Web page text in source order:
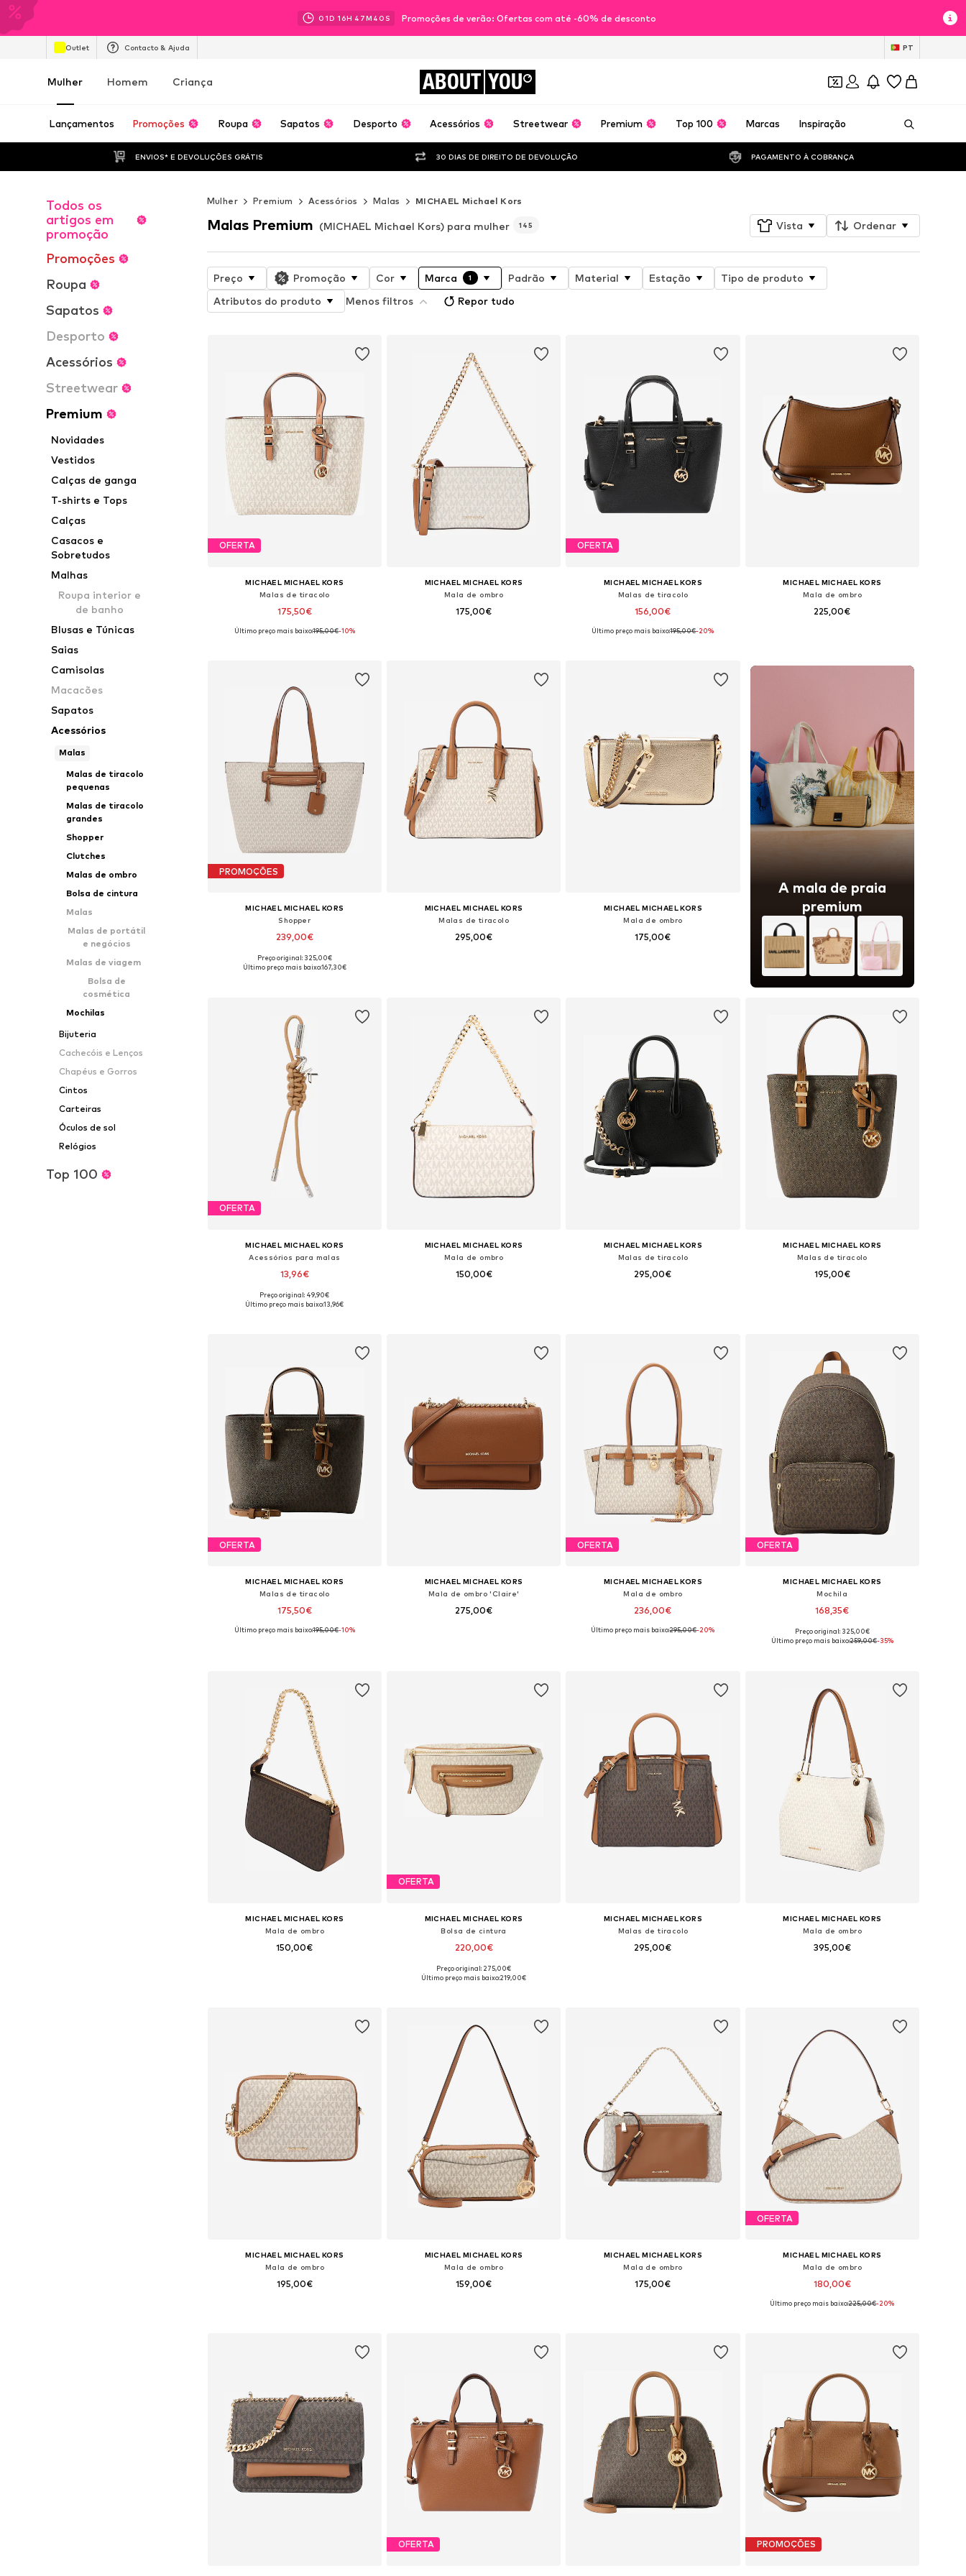
01D 16H 47M 39 S Promoções de verão: Ofertas com até -60% de desconto
Outlet Contacto & Ajuda PT
Mulher Homem Criança ABOUT YOU
Lançamentos Promoções Roupa Sapatos Desporto Acessórios Streetwear Premium Top 100 Marcas Inspiração
ENVIOS* E DEVOLUÇÕES GRÁTIS 30 DIAS DE DIREITO DE DEVOLUÇÃO PAGAMENTO À COBRANÇA
Todos os
artigos em
promoção
Promoções
Roupa
Sapatos
Desporto
Acessórios
Streetwear
Premium
Novidades
Vestidos
Calças de ganga
T-shirts e Tops
Calças
Casacos e
Sobretudos
Malhas
Roupa interior e
de banho
Blusas e Túnicas
Saias
Camisolas
Macacões
Sapatos
Acessórios
Malas
Malas de tiracolo
pequenas
Malas de tiracolo
grandes
Shopper
Clutches
Malas de ombro
Bolsa de cintura
Malas
Malas de portátil
e negócios
Malas de viagem
Bolsa de
cosmética
Mochilas
Bijuteria
Cachecóis e Lenços
Chapéus e Gorros
Cintos
Carteiras
Óculos de sol
Relógios
Top 100
Mulher Premium Acessórios Malas MICHAEL Michael Kors
Malas Premium (MICHAEL Michael Kors) para mulher 145 Vista Ordenar
Preço Promoção Cor Marca 1 Padrão Material Estação
Tipo de produto
Atributos do produto
Menos filtros Repor tudo
OFERTA
MICHAEL MICHAEL KORS
Malas de tiracolo
175,50€
Tamanhos disponíveis: One Size
Último preço mais baixo:195,00€-10%
MICHAEL MICHAEL KORS
Mala de ombro
175,00€
OFERTA
MICHAEL MICHAEL KORS
Malas de tiracolo
156,00€
Tamanhos disponíveis: One Size
Último preço mais baixo:195,00€-20%
MICHAEL MICHAEL KORS
Mala de ombro
225,00€
PROMOÇÕES
MICHAEL MICHAEL KORS
Shopper
239,00€
Tamanhos disponíveis: One Size
Preço original: 325,00€
Último preço mais baixo:167,30€
MICHAEL MICHAEL KORS
Malas de tiracolo
295,00€
MICHAEL MICHAEL KORS
Mala de ombro
175,00€
A mala de praia
premium
OFERTA
MICHAEL MICHAEL KORS
Acessórios para malas
13,96€
Tamanhos disponíveis: One Size
Preço original: 49,90€
Último preço mais baixo:13,96€
MICHAEL MICHAEL KORS
Mala de ombro
150,00€
MICHAEL MICHAEL KORS
Malas de tiracolo
295,00€
MICHAEL MICHAEL KORS
Malas de tiracolo
195,00€
OFERTA
MICHAEL MICHAEL KORS
Malas de tiracolo
175,50€
Tamanhos disponíveis: One Size
Último preço mais baixo:195,00€-10%
MICHAEL MICHAEL KORS
Mala de ombro 'Claire'
275,00€
OFERTA
MICHAEL MICHAEL KORS
Mala de ombro
236,00€
Tamanhos disponíveis: One Size
Último preço mais baixo:295,00€-20%
OFERTA
MICHAEL MICHAEL KORS
Mochila
168,35€
Tamanhos disponíveis: One Size
Preço original: 325,00€
Último preço mais baixo:259,00€-35%
MICHAEL MICHAEL KORS
Mala de ombro
150,00€
OFERTA
MICHAEL MICHAEL KORS
Bolsa de cintura
220,00€
Tamanhos disponíveis: One Size
Preço original: 275,00€
Último preço mais baixo:219,00€
MICHAEL MICHAEL KORS
Malas de tiracolo
295,00€
MICHAEL MICHAEL KORS
Mala de ombro
395,00€
MICHAEL MICHAEL KORS
Mala de ombro
195,00€
MICHAEL MICHAEL KORS
Mala de ombro
159,00€
MICHAEL MICHAEL KORS
Mala de ombro
175,00€
OFERTA
MICHAEL MICHAEL KORS
Mala de ombro
180,00€
Tamanhos disponíveis: One Size
Último preço mais baixo:225,00€-20%
OFERTA PROMOÇÕES